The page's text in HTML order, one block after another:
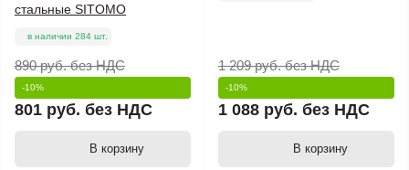
стальные SITOMO
в наличии 284 шт.
890 руб.без НДС
-10%
801 руб. без НДС
В корзину
1 209 руб.без НДС
-10%
1 088 руб. без НДС
В корзину